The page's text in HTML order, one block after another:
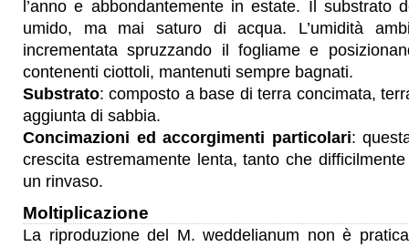
l’anno e abbondantemente in estate. Il substrato
umido, ma mai saturo di acqua. L’umidità
incrementata spruzzando il fogliame e
contenenti ciottoli, mantenuti sempre bagnati.
Substrato: composto a base di terra concimata,
aggiunta di sabbia.
Concimazioni ed accorgimenti particolari:
crescita estremamente lenta, tanto che
un rinvaso.
Moltiplicazione
La riproduzione del M. weddelianum non è